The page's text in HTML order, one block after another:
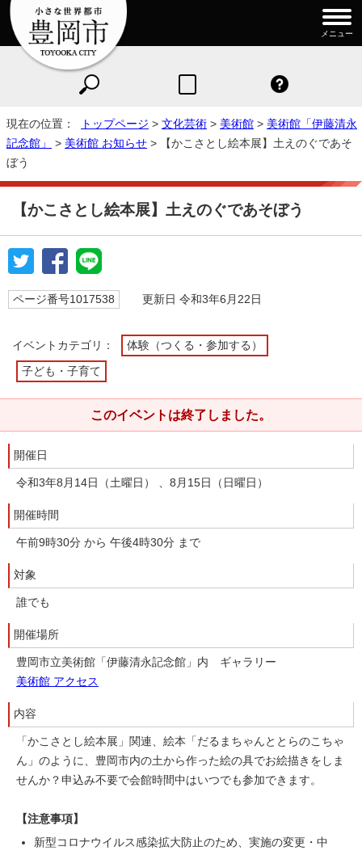
メニュー
現在の位置： トップページ > 文化芸術 > 美術館 > 美術館「伊藤清永
記念館」
> 美術館 お知らせ > 【かこさとし絵本展】土えのぐであそ
ぼう
【かこさとし絵本展】土えのぐであそぼう
ページ番号1017538 更新日 令和3年6月22日
イベントカテゴリ： 体験（つくる・参加する）
子ども・子育て
このイベントは終了しました。
開催日
令和3年8月14日（土曜日） 、8月15日（日曜日）
開催時間
午前9時30分 から 午後4時30分 まで
対象
誰でも
開催場所
豊岡市立美術館「伊藤清永記念館」内 ギャラリー
美術館 アクセス
内容
「かこさとし絵本展」関連、絵本「だるまちゃんととらのこちゃ
ん」のように、豊岡市内の土から作った絵の具でお絵描きをしま
せんか？申込み不要で会館時間中はいつでも参加できます。
【注意事項】
新型コロナウイルス感染拡大防止のため、実施の変更・中